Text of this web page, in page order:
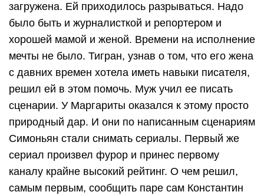
загружена. Ей приходилось разрываться. Надо
было быть и журналисткой и репортером и
хорошей мамой и женой. Времени на исполнение
мечты не было. Тигран, узнав о том, что его жена
с давних времен хотела иметь навыки писателя,
решил ей в этом помочь. Муж учил ее писать
сценарии. У Маргариты оказался к этому просто
природный дар. И они по написанным сценариям
Симоньян стали снимать сериалы. Первый же
сериал произвел фурор и принес первому
каналу крайне высокий рейтинг. О чем решил,
самым первым, сообщить паре сам Константин